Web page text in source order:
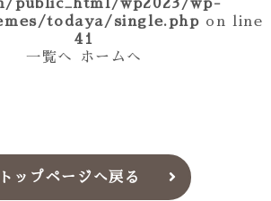
public_html/wp2023/wp-
todaya/single.php on line
41
一覧へ
ホームへ
トップページへ戻る